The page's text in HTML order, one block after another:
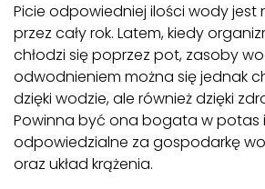
Picie odpowiedniej ilości wody jest
przez cały rok. Latem, kiedy
chłodzi się poprzez pot, zasoby
odwodnieniem można się jednak
dzięki wodzie, ale również dzięki
Powinna być ona bogata w potas
odpowiedzialne za gospodarkę
oraz układ krążenia.